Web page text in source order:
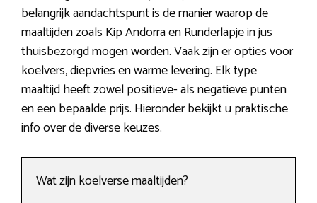
belangrijk aandachtspunt is de manier waarop de
maaltijden zoals Kip Andorra en Runderlapje in jus
thuisbezorgd mogen worden. Vaak zijn er opties voor
koelvers, diepvries en warme levering. Elk type
maaltijd heeft zowel positieve- als negatieve punten
en een bepaalde prijs. Hieronder bekijkt u praktische
info over de diverse keuzes.
Wat zijn koelverse maaltijden?